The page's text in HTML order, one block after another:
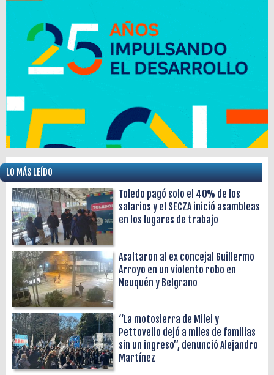
LO MÁS LEÍDO
Toledo pagó solo el 40% de los
salarios y el SECZA inició asambleas
en los lugares de trabajo
Asaltaron al ex concejal Guillermo
Arroyo en un violento robo en
Neuquén y Belgrano
“La motosierra de Milei y
Pettovello dejó a miles de familias
sin un ingreso”, denunció Alejandro
Martínez